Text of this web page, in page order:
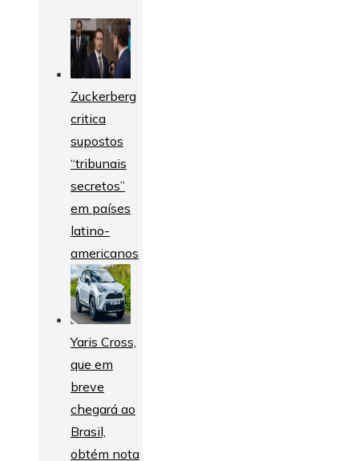
Zuckerberg
critica
supostos
“tribunais
secretos”
em países
latino-
americanos
Yaris Cross,
que em
breve
chegará ao
Brasil,
obtém nota